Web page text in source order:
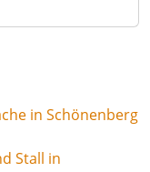
in Schönenberg
Stall in